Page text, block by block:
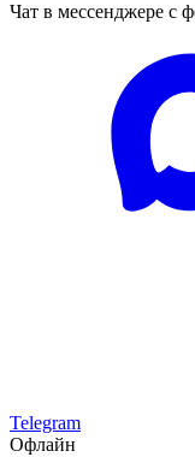
Чат в мессенджере с
Telegram
Офлайн